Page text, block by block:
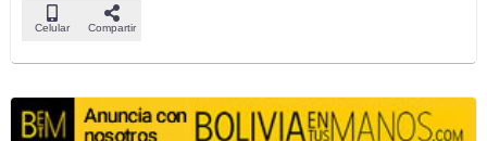
Celular Compartir